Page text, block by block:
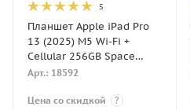
5
Планшет Apple iPad Pro
13 (2025) M5 Wi-Fi +
Cellular 256GB Space
Black (Черный космос)
Арт.: 18592
Цена со скидкой ?